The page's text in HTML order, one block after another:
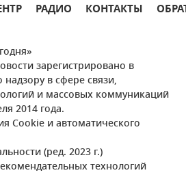
РАДИО КОНТАКТЫ
зарегистрировано в
в сфере связи,
и массовых коммуникаций
2014 года.
Cookie и автоматического
(ред. 2023 г.)
технологий